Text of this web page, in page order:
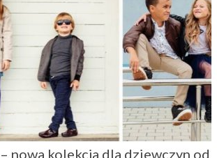
nowa kolekcja dla dziewczyn od